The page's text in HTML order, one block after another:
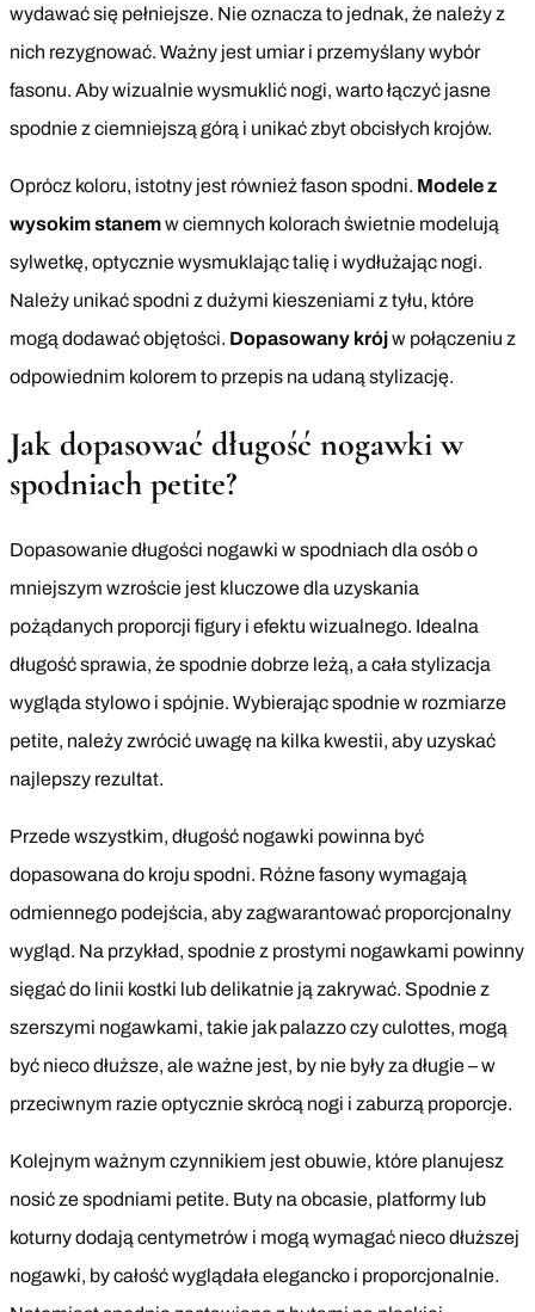
wydawać się pełniejsze. Nie oznacza to jednak, że należy z
nich rezygnować. Ważny jest umiar i przemyślany wybór
fasonu. Aby wizualnie wysmuklić nogi, warto łączyć jasne
spodnie z ciemniejszą górą i unikać zbyt obcisłych krojów.
Oprócz koloru, istotny jest również fason spodni. Modele z
wysokim stanemw ciemnych kolorach świetnie modelują
sylwetkę, optycznie wysmuklając talię i wydłużając nogi.
Należy unikać spodni z dużymi kieszeniami z tyłu, które
mogą dodawać objętości. Dopasowany krójw połączeniu z
odpowiednim kolorem to przepis na udaną stylizację.
Jak dopasować długość nogawki w
spodniach petite?
Dopasowanie długości nogawki w spodniach dla osób o
mniejszym wzroście jest kluczowe dla uzyskania
pożądanych proporcji figury i efektu wizualnego. Idealna
długość sprawia, że spodnie dobrze leżą, a cała stylizacja
wygląda stylowo i spójnie. Wybierając spodnie w rozmiarze
petite, należy zwrócić uwagę na kilka kwestii, aby uzyskać
najlepszy rezultat.
Przede wszystkim, długość nogawki powinna być
dopasowana do kroju spodni. Różne fasony wymagają
odmiennego podejścia, aby zagwarantować proporcjonalny
wygląd. Na przykład, spodnie z prostymi nogawkami powinny
sięgać do linii kostki lub delikatnie ją zakrywać. Spodnie z
szerszymi nogawkami, takie jak palazzo czy culottes, mogą
być nieco dłuższe, ale ważne jest, by nie były za długie – w
przeciwnym razie optycznie skrócą nogi i zaburzą proporcje.
Kolejnym ważnym czynnikiem jest obuwie, które planujesz
nosić ze spodniami petite. Buty na obcasie, platformy lub
koturny dodają centymetrów i mogą wymagać nieco dłuższej
nogawki, by całość wyglądała elegancko i proporcjonalnie.